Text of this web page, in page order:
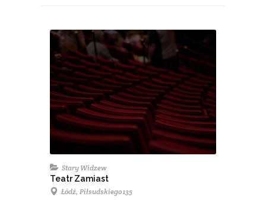
Stary Widzew
Teatr Zamiast
Łódź, Piłsudskiego 135